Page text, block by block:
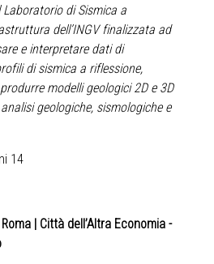
di Sismica a
dell’INGV finalizzata ad
e interpretare dati di
di sismica a riflessione,
modelli geologici 2D e 3D
geologiche, sismologiche e
14
| Roma | Città dell’Altra Economia -